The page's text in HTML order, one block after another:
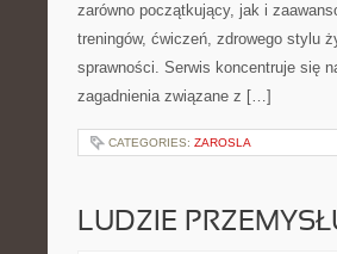
zarówno początkujący, jak i
treningów, ćwiczeń, zdrowego stylu
sprawności. Serwis koncentruje się
zagadnienia związane z […]
CATEGORIES: ZAROSLA
LUDZIE